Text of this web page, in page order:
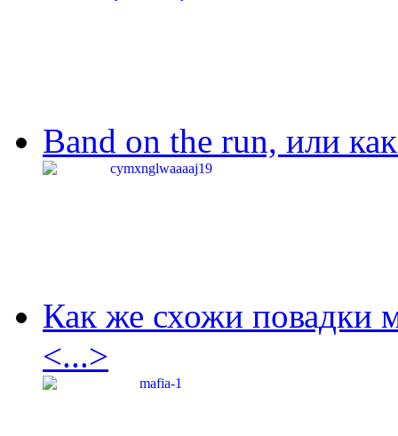
Band on the run, или
Как же схожи повадки
<...>